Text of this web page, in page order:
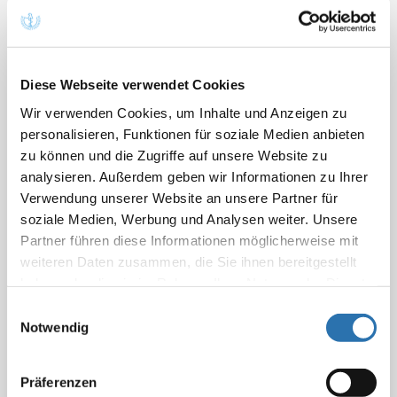
Diese Webseite verwendet Cookies
Wir verwenden Cookies, um Inhalte und Anzeigen zu
personalisieren, Funktionen für soziale Medien anbieten
zu können und die Zugriffe auf unsere Website zu
analysieren. Außerdem geben wir Informationen zu Ihrer
Verwendung unserer Website an unsere Partner für
soziale Medien, Werbung und Analysen weiter. Unsere
Partner führen diese Informationen möglicherweise mit
weiteren Daten zusammen, die Sie ihnen bereitgestellt
Cookies, wenn Sie unsere Webseite weiterhin
Notwendig
Präferenzen
wirksames Instrument, die Attraktivität eines Arbeitgebers zu
steigern. Zusätzlich hilft eine attraktive bAV, die Mitarbeitenden
Was ist die bAV?
Die bAV ist eine betriebliche Sozialleistung, die den
Mitarbeitenden den Aufbau einer zusätzlichen Altersversorgung,
neben der gesetzlichen Rente und privaten Vorsorge,
ermöglicht.
Bei der bAV stehen verschiedene Anbieter und fünf
Durchführungswege (Direktzusage bzw. Pensionszusage,
Direktversicherung, Pensionskasse, Pensionsfonds,
bAV in der Arztpraxis bzw. dem MVZ einzurichten.